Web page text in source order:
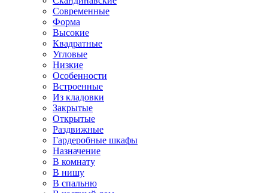
Современные
Форма
Высокие
Квадратные
Угловые
Низкие
Особенности
Встроенные
Из кладовки
Закрытые
Открытые
Раздвижные
Гардеробные шкафы
Назначение
В комнату
В нишу
В спальню